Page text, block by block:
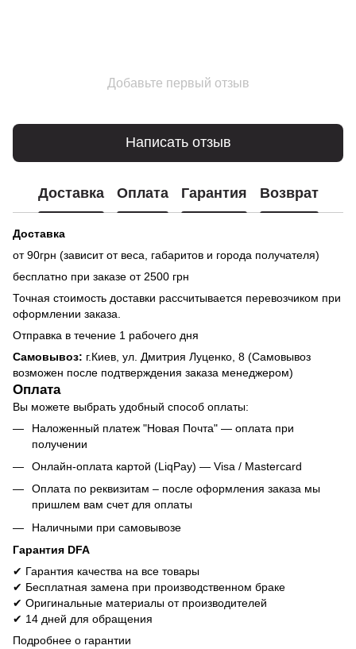
Добавьте первый отзыв
Написать отзыв
Доставка Оплата Гарантия Возврат
Доставка
от 90грн (зависит от веса, габаритов и города получателя)
бесплатно при заказе от 2500 грн
Точная стоимость доставки рассчитывается перевозчиком при
оформлении заказа.
Отправка в течение 1 рабочего дня
Самовывоз: г.Киев, ул. Дмитрия Луценко, 8 (Самовывоз
возможен после подтверждения заказа менеджером)
Оплата
Вы можете выбрать удобный способ оплаты:
Наложенный платеж "Новая Почта" — оплата при
получении
Онлайн-оплата картой (LiqPay) — Visa / Mastercard
Оплата по реквизитам – после оформления заказа мы
пришлем вам счет для оплаты
Наличными при самовывозе
Гарантия DFA
✔ Гарантия качества на все товары
✔ Бесплатная замена при производственном браке
✔ Оригинальные материалы от производителей
✔ 14 дней для обращения
Подробнее о гарантии